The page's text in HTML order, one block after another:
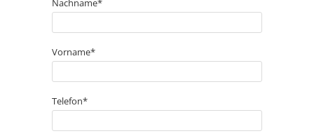
Nachname*
Vorname*
Telefon*